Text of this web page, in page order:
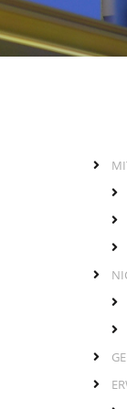
Links